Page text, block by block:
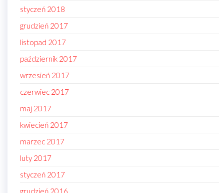
styczeń 2018
grudzień 2017
listopad 2017
październik 2017
wrzesień 2017
czerwiec 2017
maj 2017
kwiecień 2017
marzec 2017
luty 2017
styczeń 2017
grudzień 2016